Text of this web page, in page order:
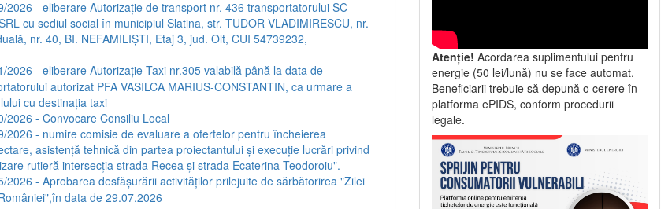
2026 - eliberare Autorizaţie de transport nr. 436 transportatorului SC
cu sediul social în municipiul Slatina, str. TUDOR VLADIMIRESCU, nr.
nr. 40, BI. NEFAMILIŞTI, Etaj 3, jud. Olt, CUI 54739232,
2026 - eliberare Autorizaţie Taxi nr.305 valabilă până la data de
autorizat PFA VASILCA MARIUS-CONSTANTIN, ca urmare a
cu destinaţia taxi
2026 - Convocare Consiliu Local
2026 - numire comisie de evaluare a ofertelor pentru încheierea
asistenţă tehnică din partea proiectantului şi execuţie lucrări privind
rutieră intersecţia strada Recea şi strada Ecaterina Teodoroiu".
2026 - Aprobarea desfăşurării activităţilor prilejuite de sărbătorirea "Zilei
data de 29.07.2026
Atenție! Acordarea suplimentului pentru
energie (50 lei/lună) nu se face automat.
Beneficiarii trebuie să depună o cerere în
platforma ePIDS, conform procedurii
legale.